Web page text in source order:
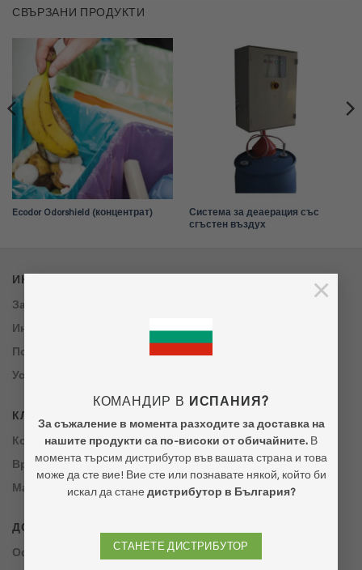
КОМАНДИР В ИСПАНИЯ?
За съжаление в момента разходите за доставка на
нашите продукти са по-високи от обичайните. В
момента търсим дистрибутор във вашата страна и това
може да сте вие! Вие сте или познавате някой, който би
искал да стане дистрибутор в България?
СТАНЕТЕ ДИСТРИБУТОР
×
СВЪРЗАНИ ПРОДУКТИ
Ecodor Odorshield (концентрат)
Система за деаерация със
сгъстен въздух
ИНФОРМАЦИЯ
За нас
Информация за доставка
Политика за поверителност
Условия за доставка
КЛИЕНТСКО ОБСЛУЖВАНЕ
Контакт
Връщане
Магазини
ДОПЪЛНИТЕЛНО
Оферти